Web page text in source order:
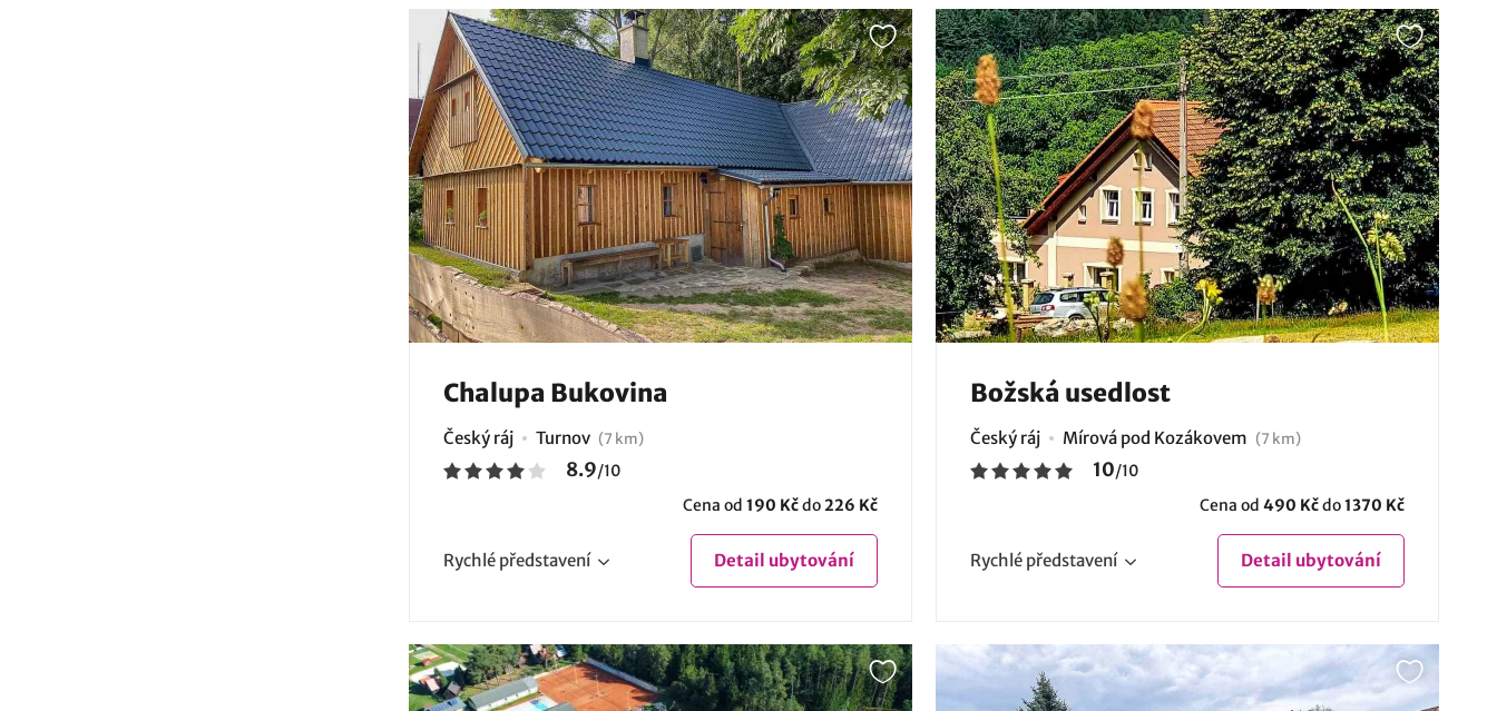
Chalupa Bukovina
Český ráj Turnov (7 km)
8.9/10
Cena od 190 Kčdo226 Kč
Rychlé představení Detail ubytování
Božská usedlost
Český ráj Mírová pod Kozákovem (7 km)
10/10
Cena od 490 Kčdo1370 Kč
Rychlé představení Detail ubytování